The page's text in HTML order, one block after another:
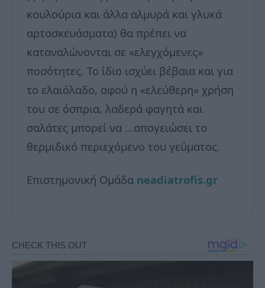
κουλούρια και άλλα αλμυρά και γλυκά
αρτοσκευάσματα) θα πρέπει να
καταναλώνονται σε «ελεγχόμενες»
ποσότητες. Το ίδιο ισχύει βέβαια και για
το ελαιόλαδο, αφού η «ελεύθερη» χρήση
του σε όσπρια, λαδερά φαγητά και
σαλάτες μπορεί να …απογειώσει το
θερμιδικό περιεχόμενο του γεύματος.
Επιστημονική Ομάδα neadiatrofis.gr